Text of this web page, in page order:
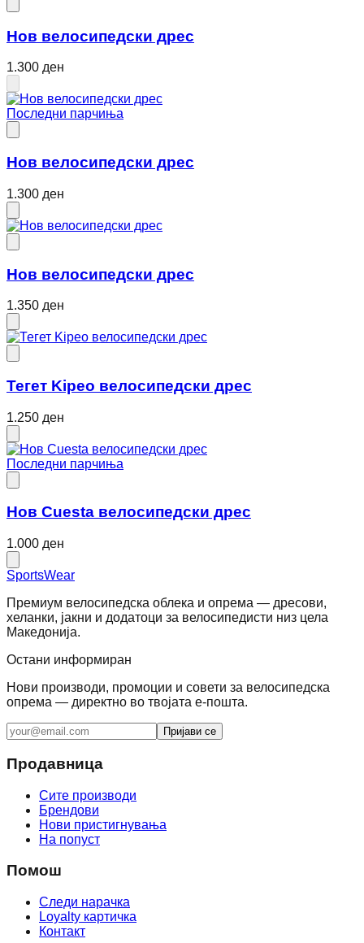
Нов велосипедски дрес
1.300 ден
Последни парчиња
Нов велосипедски дрес
1.300 ден
Нов велосипедски дрес
1.350 ден
Тегет Kipeo велосипедски дрес
1.250 ден
Последни парчиња
Нов Cuesta велосипедски дрес
1.000 ден
SportsWear
Премиум велосипедска облека и опрема — дресови,
хеланки, јакни и додатоци за велосипедисти низ цела
Македонија.
Остани информиран
Нови производи, промоции и совети за велосипедска
опрема — директно во твојата е-пошта.
Пријави се
Продавница
Сите производи
Брендови
Нови пристигнувања
На попуст
Помош
Следи нарачка
Loyalty картичка
Контакт